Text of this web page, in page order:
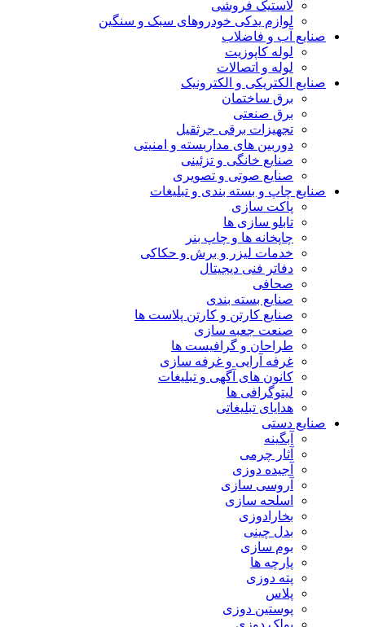
لاستیک فروشی
لوازم یدکی خودروهای سبک و سنگین
صنایع آب و فاضلاب
لوله کاپوزیت
لوله و اتصالات
صنایع الکتریکی و الکترونیک
برق ساختمان
برق صنعتی
تجهیزات برقی جرثقیل
دوربین های مداربسته و امنیتی
صنایع خانگی و تزئینی
صنایع صوتی و تصویری
صنایع چاپ و بسته بندی و تبلیغات
پاکت سازی
تابلو سازی ها
چاپخانه ها و چاپ بنر
خدمات لیزر و برش و حکاکی
دفاتر فنی دیجیتال
صحافی
صنایع بسته بندی
صنایع کارتن و کارتن پلاست ها
صنعت جعبه سازی
طراحان و گرافیست ها
غرفه آرایی و غرفه سازی
کانون های آگهی و تبلیغات
لیتوگرافی ها
هدایای تبلیغاتی
صنایع دستی
آبگینه
آثار چرمی
آجیده دوزی
آروسی سازی
اسلحه سازی
بخارادوزی
بدل چینی
بوم سازی
پارچه ها
پته دوزی
پلاس
پوستین دوزی